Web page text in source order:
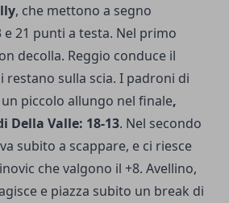
, che mettono a segno
21 punti a testa. Nel primo
decolla. Reggio conduce il
restano sulla scia. I padroni di
piccolo allungo nel finale,
Della Valle: 18-13. Nel secondo
subito a scappare, e ci riesce
che valgono il +8. Avellino,
e piazza subito un break di